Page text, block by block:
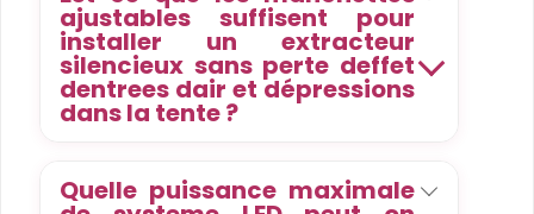
ajustables suffisent pour
installer un extracteur
silencieux sans perte deffet
dentrees dair et dépressions
dans la tente ?
Quelle puissance maximale